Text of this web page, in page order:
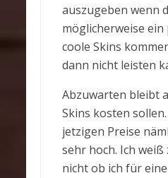
auszugeben wenn
möglicherweise
coole Skins
dann nicht leisten
Abzuwarten bleibt
Skins kosten
jetzigen Preise
sehr hoch. Ich weiß
nicht ob ich für